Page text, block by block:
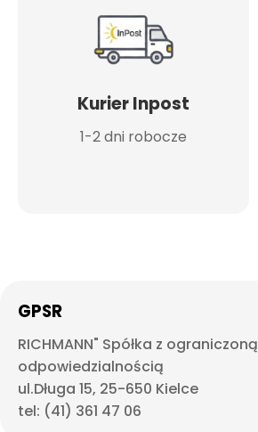
Kurier Inpost
1-2 dni robocze
GPSR
RICHMANN" Spółka z ograniczoną
odpowiedzialnością
ul.Długa 15, 25-650 Kielce
tel: (41) 361 47 06